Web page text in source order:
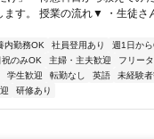
ます。 授業の流れ▼ ・生徒さ
内勤務OK 社員登用あり 週1日か
祝のみOK 主婦・主夫歓迎 フリー
学生歓迎 転勤なし 英語 未経験
研修あり